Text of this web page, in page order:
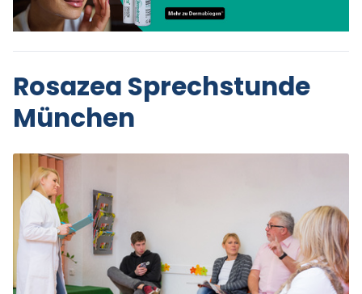
Rosazea Sprechstunde
München